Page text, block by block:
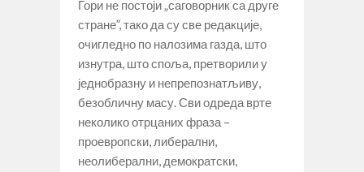
Гори не постоји „саговорник са друге
стране”, тако да су све редакције,
очигледно по налозима газда, што
изнутра, што споља, претворили у
једнобразну и непрепознатљиву,
безобличну масу. Сви одреда врте
неколико отрцаних фраза –
проевропски, либерални,
неолиберални, демократски,